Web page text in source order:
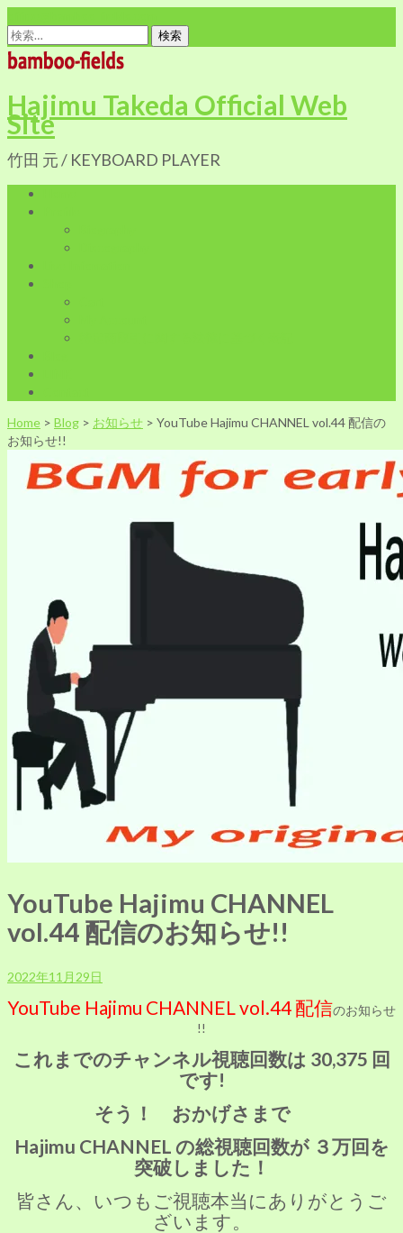
検
索:
Hajimu Takeda Official Web
Site
竹田 元 / KEYBOARD PLAYER
Home > Blog > お知らせ > YouTube Hajimu CHANNEL vol.44 配信の
お知らせ!!
YouTube Hajimu CHANNEL
vol.44 配信のお知らせ!!
2022年11月29日
YouTube Hajimu CHANNEL vol.44 配信のお知らせ
!!
これまでのチャンネル視聴回数は 30,375 回
です!
そう！ おかげさまで
Hajimu CHANNEL の総視聴回数が ３万回を
突破しました！
皆さん、いつもご視聴本当にありがとうご
ざいます。